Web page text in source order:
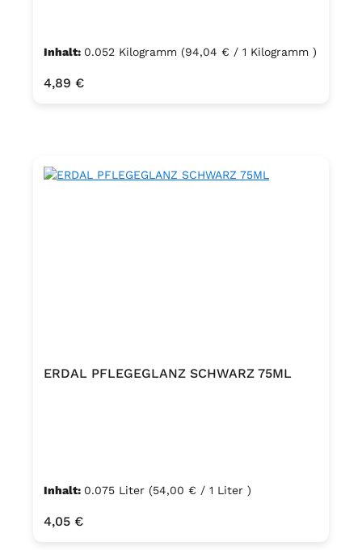
Inhalt: 0.052 Kilogramm (94,04 € / 1 Kilogramm )
Regulärer Preis:
4,89 €
ERDAL PFLEGEGLANZ SCHWARZ 75ML
Inhalt: 0.075 Liter (54,00 € / 1 Liter )
Regulärer Preis:
4,05 €